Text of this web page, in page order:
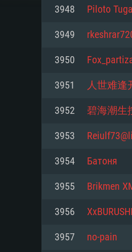
Minimum
Carte
Radeon 77XX /
résolution
Minimum
processeurs
Mémoire: 6 GB
Carte
analogue
Minimum
modernes
Processeur:
Mémoire: 4 GB
Carte
drivers (moins
de 720p)
3948 Piloto Tuga
3949
3950
3951 人世难逢
3952 碧海潮生
3953
3954 Батоня
3955 Brikmen
3956
3957 no-pain